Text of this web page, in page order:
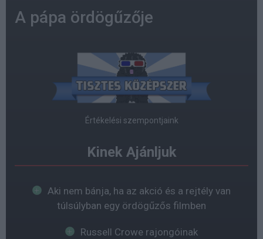
A pápa ördögűzője
Értékelési szempontjaink
Kinek Ajánljuk
Aki nem bánja, ha az akció és a rejtély van
túlsúlyban egy ördögűzős filmben
Russell Crowe rajongóinak